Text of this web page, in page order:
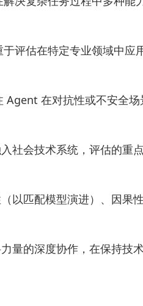
于评估在特定专业领域中应
Agent 在对抗性或不安全
社会技术系统，评估的重
以匹配模型演进）、因果
量的深度协作，在保持技